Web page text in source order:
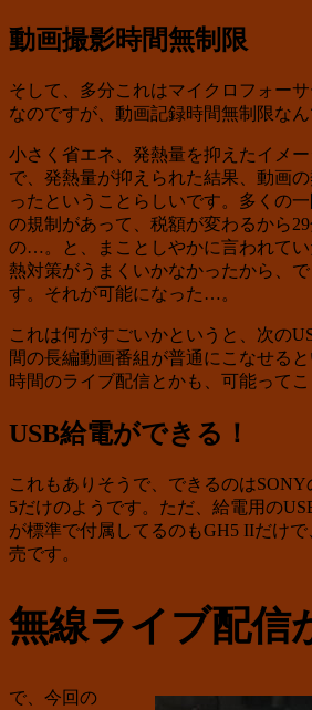
動画撮影時間無制限
そして、多分これはマイクロフォー
なのですが、動画記録時間無制限なん
小さく省エネ、発熱量を抑えたイメ
で、発熱量が抑えられた結果、動画
ったということらしいです。多くの
の規制があって、税額が変わるから
の…。と、まことしやかに言われてい
熱対策がうまくいかなかったから、
す。それが可能になった…。
これは何がすごいかというと、次の
間の長編動画番組が普通にこなせる
時間のライブ配信とかも、可能ってこ
USB給電ができる！
これもありそうで、できるのは
5だけのようです。ただ、給電用の
が標準で付属してるのもGH5 IIだけ
売です。
無線ライブ配信
で、今回の